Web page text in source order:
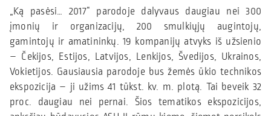
„Ką pasėsi… 2017“ parodoje dalyvaus daugiau nei 300
įmonių ir organizacijų, 200 smulkiųjų augintojų,
gamintojų ir amatininkų. 19 kompanijų atvyks iš užsienio
– Čekijos, Estijos, Latvijos, Lenkijos, Švedijos, Ukrainos,
Vokietijos. Gausiausia parodoje bus žemės ūkio technikos
ekspozicija – ji užims 41 tūkst. kv. m. plotą. Tai beveik 32
proc. daugiau nei pernai. Šios tematikos ekspozicijos,